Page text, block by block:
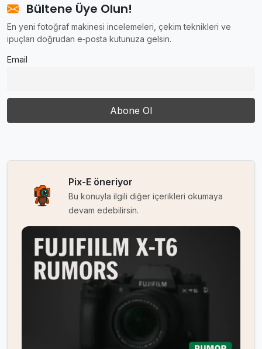
Bültene Üye Olun!
En yeni fotoğraf makinesi incelemeleri, çekim teknikleri ve
ipuçları doğrudan e‑posta kutunuza gelsin.
Email
Pix-E öneriyor
Bu konuyla ilgili diğer içerikleri okumaya
devam edebilirsin.